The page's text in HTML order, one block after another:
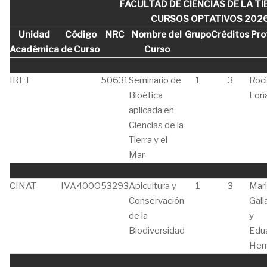
FACULTAD DE CIENCIAS DE LA
CURSOS OPTATIVOS
Unidad
Académica
Código
de Curso
NRC
Nombre del
Curso
GrupoCréditos
IRET 50631Seminario de
Bioética
aplicada en
Ciencias de la
Tierra y el
Mar
1 3
CINAT IVA400O53293Apicultura y
Conservación
de la
Biodiversidad
1 3
y